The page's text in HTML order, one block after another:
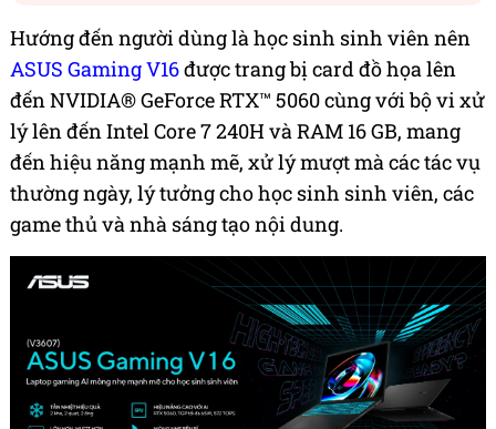
Hướng đến người dùng là học sinh sinh viên nên
ASUS Gaming V16được trang bị card đồ họa lên
đến NVIDIA® GeForce RTX™ 5060 cùng với bộ vi xử
lý lên đến Intel Core 7 240H và RAM 16 GB, mang
đến hiệu năng mạnh mẽ, xử lý mượt mà các tác vụ
thường ngày, lý tưởng cho học sinh sinh viên, các
game thủ và nhà sáng tạo nội dung.